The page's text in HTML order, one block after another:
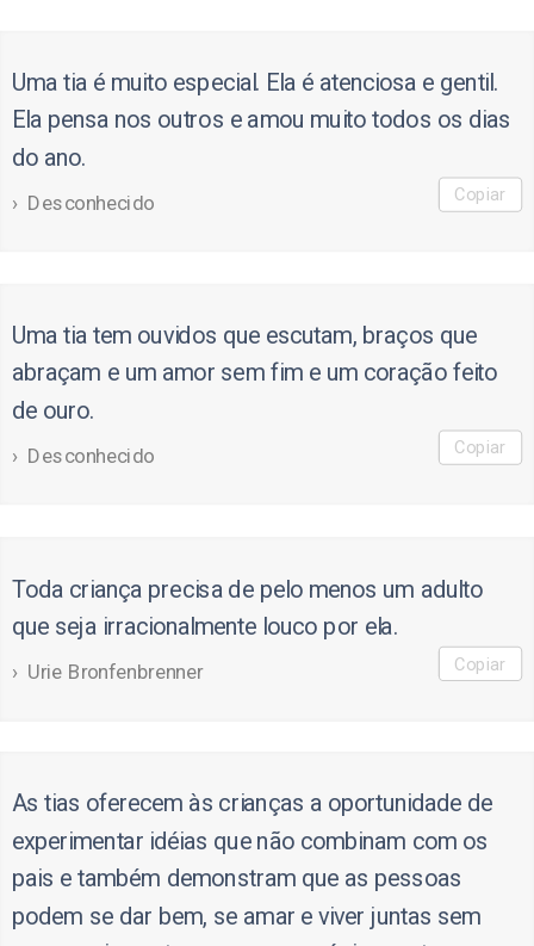
Uma tia é muito especial. Ela é atenciosa e gentil.
Ela pensa nos outros e amou muito todos os dias
do ano.
Desconhecido Copiar
Uma tia tem ouvidos que escutam, braços que
abraçam e um amor sem fim e um coração feito
de ouro.
Desconhecido Copiar
Toda criança precisa de pelo menos um adulto
que seja irracionalmente louco por ela.
Urie Bronfenbrenner Copiar
As tias oferecem às crianças a oportunidade de
experimentar idéias que não combinam com os
pais e também demonstram que as pessoas
podem se dar bem, se amar e viver juntas sem